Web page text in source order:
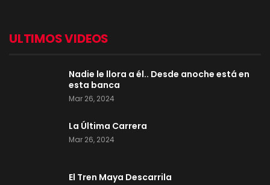
ULTIMOS VIDEOS
Nadie le llora a él.. Desde anoche está en
esta banca
Mar 26, 2024
La Última Carrera
Mar 26, 2024
El Tren Maya Descarrila